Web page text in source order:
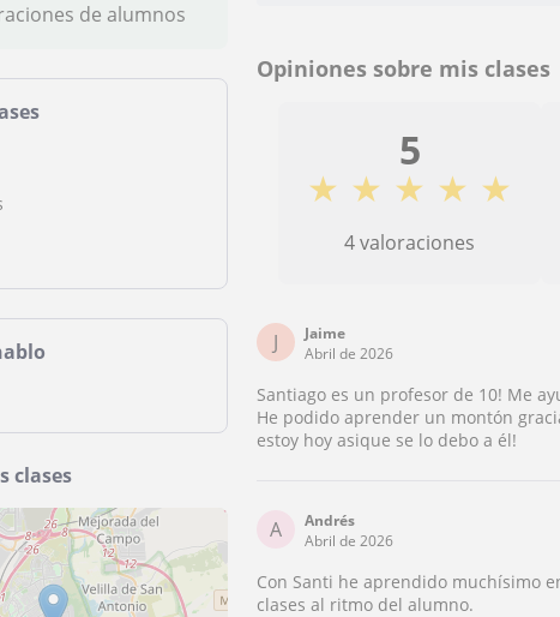
de alumnos
clases
Opiniones sobre mis clases
5
★ ★ ★ ★ ★
4 valoraciones
J
Jaime
Abril de 2026
Santiago es un profesor de 10! Me
He podido aprender un montón
estoy hoy asique se lo debo a él!
A
Andrés
Abril de 2026
Con Santi he aprendido muchísimo
clases al ritmo del alumno.